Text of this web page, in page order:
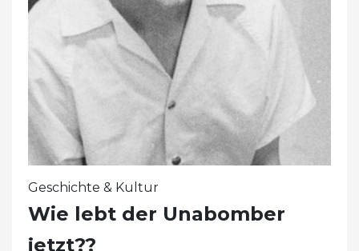
Geschichte & Kultur
Wie lebt der Unabomber
jetzt??